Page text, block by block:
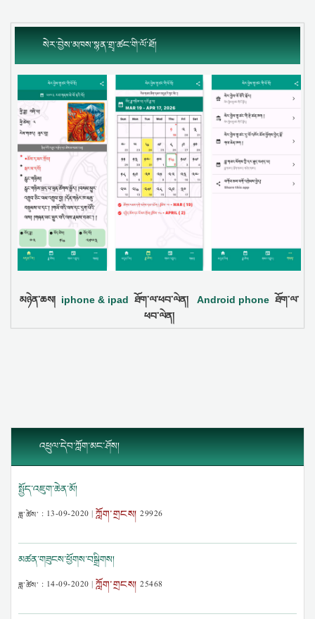
སེར་བྱེས་མཁས་སྙན་གྲྭ་ཚང་གི་ལོ་ཐོ།
མཉེན་ཆས། iphone & ipad ཐོག་ལ་ཕབ་ལེན། Android phone ཐོག་ལ་
ཕབ་ལེན།
འཕྲུལ་དེབ་ཀློག་མང་ཤོས།
སྤྱོད་འཇུག་ཆེན་མོ།
ཟླ་ཚེས་ : 13-09-2020 |ཀློག་གྲངས།29926
མཚན་གཟུངས་ཕྱོགས་བསྒྲིགས།
ཟླ་ཚེས་ : 14-09-2020 |ཀློག་གྲངས།25468